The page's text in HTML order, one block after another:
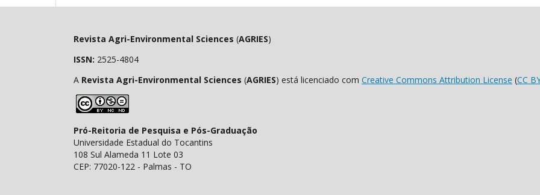
Revista Agri-Environmental Sciences (AGRIES)
ISSN: 2525-4804
A Revista Agri-Environmental Sciences (AGRIES) está licenciado com Creative Commons Attribution License (CC
Pró-Reitoria de Pesquisa e Pós-Graduação
Universidade Estadual do Tocantins
108 Sul Alameda 11 Lote 03
CEP: 77020-122 - Palmas - TO